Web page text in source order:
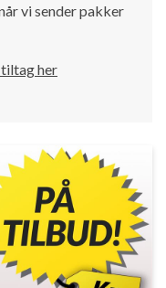
vi sender pakker
her